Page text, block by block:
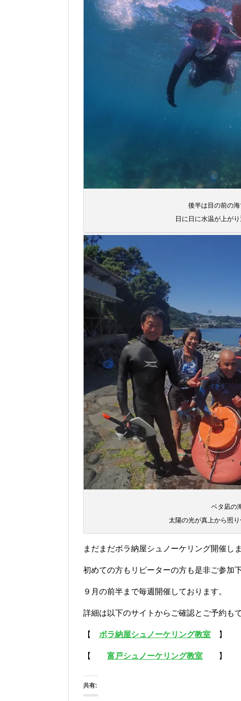
後半は目の前の海
日に日に水温が上が
ベタ凪の
太陽の光が真上から照
まだまだボラ納屋シュノーケリング開催し
初めての方もリピーターの方も是非ご参加
９月の前半まで毎週開催しております。
詳細は以下のサイトからご確認とご予約もで
【 ボラ納屋シュノーケリング教室 】
【 富戸シュノーケリング教室 】
共有: